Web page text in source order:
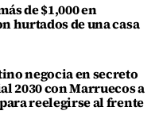
de $1,000 en
hurtados de una casa
negocia en secreto
2030 con Marruecos a
reelegirse al frente